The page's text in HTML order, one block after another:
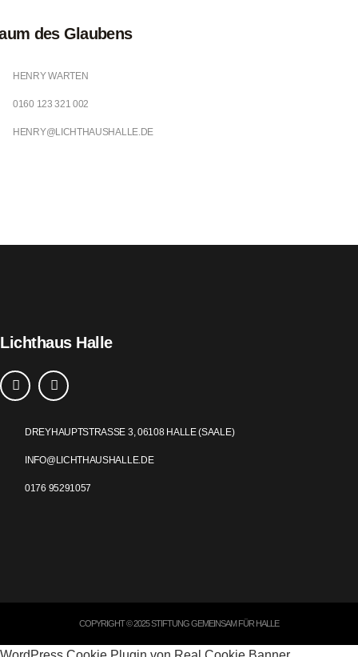
des Glaubens
HENRY WARTEN
0160 123 321 002
HENRY@LICHTHAUSHALLE.DE
Lichthaus Halle
DREYHAUPTSTRASSE 3, 06108 HALLE (SAALE)
INFO@LICHTHAUSHALLE.DE
0176 95291057
COPYRIGHT © 2025 STIFTUNG GEMEINSAM FÜR HALLE